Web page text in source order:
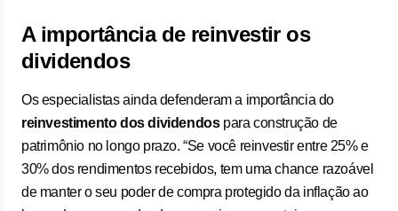
A importância de reinvestir os
dividendos
Os especialistas ainda defenderam a importância do
reinvestimento dos dividendospara construção de
patrimônio no longo prazo. “Se você reinvestir entre 25% e
30% dos rendimentos recebidos, tem uma chance razoável
de manter o seu poder de compra protegido da inflação ao